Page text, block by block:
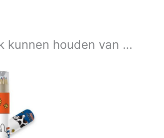
kunnen houden van …